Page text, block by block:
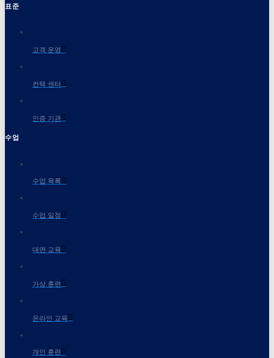
표준
고객 운영
컨택 센터
인증 기관
수업
수업 목록
수업 일정
대면 교육
가상 훈련
온라인 교육
개인 훈련